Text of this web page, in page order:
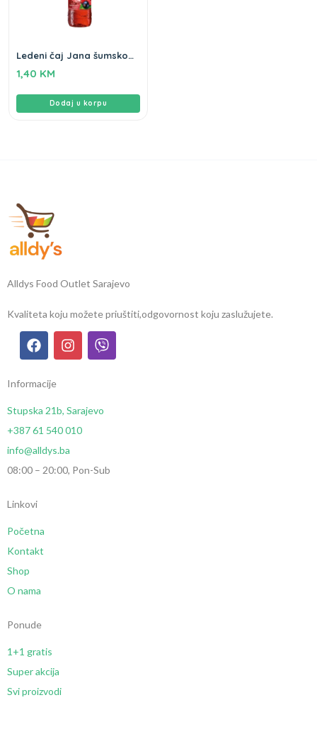
Ledeni čaj Jana šumsko
1,40 KM
Dodaj u korpu
Alldys Food Outlet Sarajevo
Kvaliteta koju možete priuštiti,odgovornost koju zaslužujete.
Informacije
Stupska 21b, Sarajevo
+387 61 540 010
info@alldys.ba
08:00 – 20:00, Pon-Sub
Linkovi
Početna
Kontakt
Shop
O nama
Ponude
1+1 gratis
Super akcija
Svi proizvodi